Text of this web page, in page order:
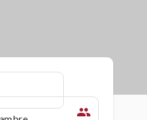
people